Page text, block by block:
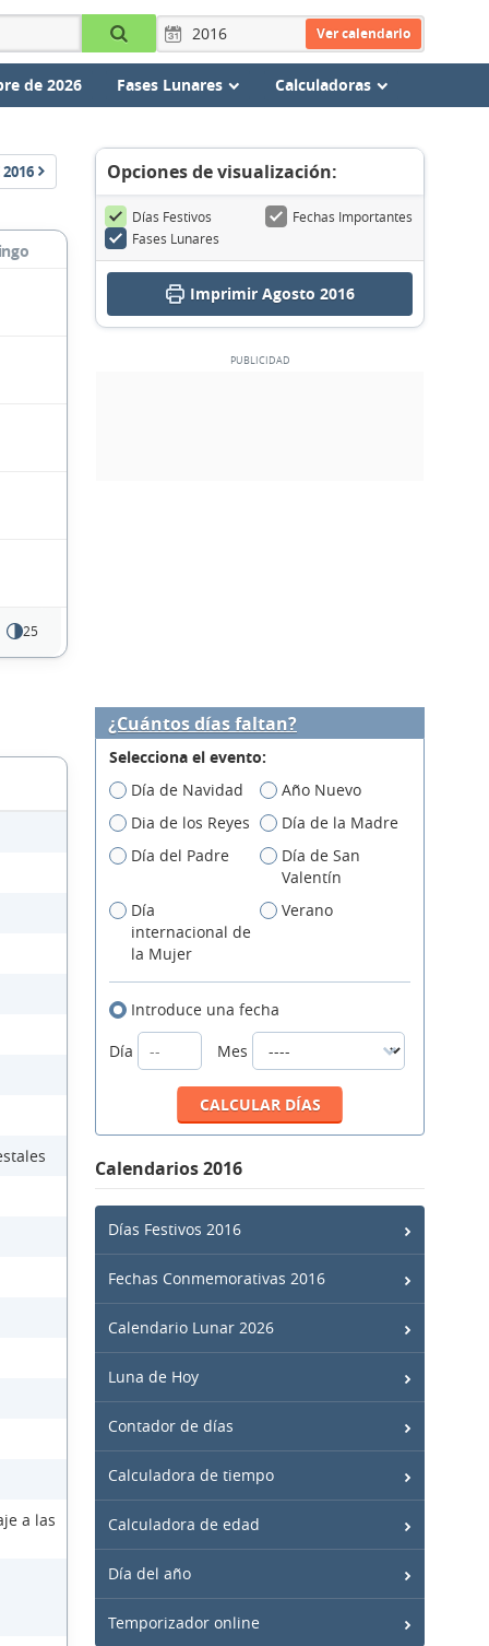
Ver calendario
de 2026 Fases Lunares Calculadoras
2016
25
Opciones de visualización:
Días Festivos
Fechas Importantes
Fases Lunares
Imprimir Agosto 2016
a las
¿Cuántos días faltan?
Selecciona el evento:
Día de Navidad
Año Nuevo
Dia de los Reyes
Día de la Madre
Día del Padre
Día de San
Valentín
Día
internacional de
la Mujer
Verano
Introduce una fecha
Día
Mes
Calendarios 2016
Días Festivos 2016
Fechas Conmemorativas 2016
Calendario Lunar 2026
Luna de Hoy
Contador de días
Calculadora de tiempo
Calculadora de edad
Día del año
Temporizador online